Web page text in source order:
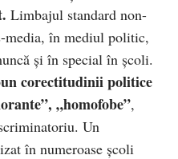
Limbajul standard non-
media, în mediul politic,
și în special în școli.
corectitudinii politice
„homofobe”,
Un
în numeroase școli